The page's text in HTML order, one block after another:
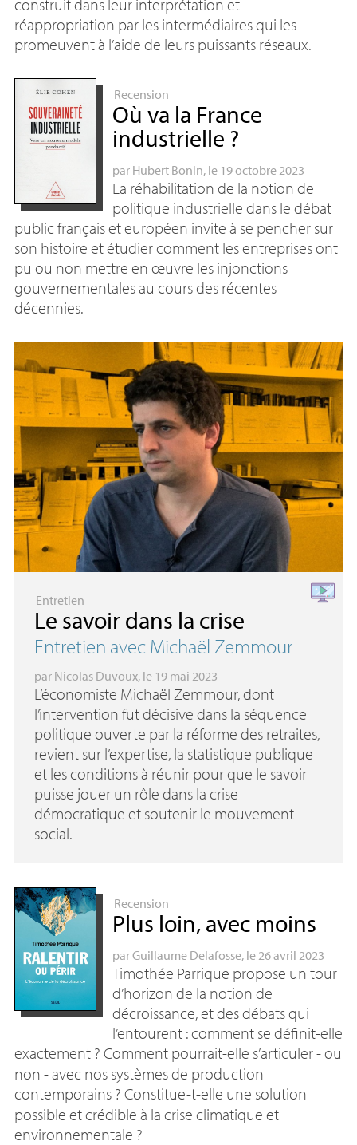
construit dans leur interprétation et
réappropriation par les intermédiaires qui les
promeuvent à l’aide de leurs puissants réseaux.
Recension
Où va la France
industrielle ?
par Hubert Bonin, le 19 octobre 2023
La réhabilitation de la notion de
politique industrielle dans le débat
public français et européen invite à se pencher sur
son histoire et étudier comment les entreprises ont
pu ou non mettre en œuvre les injonctions
gouvernementales au cours des récentes
décennies.
Entretien
Le savoir dans la crise
Entretien avec Michaël Zemmour
par Nicolas Duvoux, le 19 mai 2023
L’économiste Michaël Zemmour, dont
l’intervention fut décisive dans la séquence
politique ouverte par la réforme des retraites,
revient sur l’expertise, la statistique publique
et les conditions à réunir pour que le savoir
puisse jouer un rôle dans la crise
démocratique et soutenir le mouvement
social.
Recension
Plus loin, avec moins
parGuillaume Delafosse, le 26 avril 2023
Timothée Parrique propose un tour
d’horizon de la notion de
décroissance, et des débats qui
l’entourent : comment se définit-elle
exactement ? Comment pourrait-elle s’articuler - ou
non - avec nos systèmes de production
contemporains ? Constitue-t-elle une solution
possible et crédible à la crise climatique et
environnementale ?